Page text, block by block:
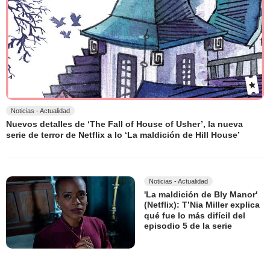
Noticias - Actualidad
Nuevos detalles de ‘The Fall of House of Usher’, la nueva
serie de terror de Netflix a lo ‘La maldición de Hill House’
Noticias - Actualidad
'La maldición de Bly Manor'
(Netflix): T’Nia Miller explica
qué fue lo más difícil del
episodio 5 de la serie